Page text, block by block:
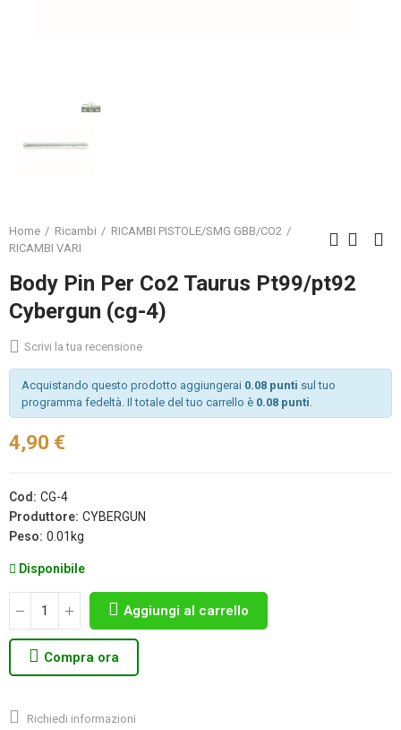
Home Ricambi
RICAMBI PISTOLE/SMG GBB/CO2
RICAMBI VARI
Body Pin Per Co2 Taurus Pt99/pt92
Cybergun (cg-4)
Scrivi la tua recensione
Acquistando questo prodotto aggiungerai 0.08 punti sul tuo
programma fedeltà. Il totale del tuo carrello è 0.08 punti
4,90 €
Cod: CG-4
Produttore: CYBERGUN
Peso: 0.01kg
Disponibile
Aggiungi al carrello
Compra ora
Richiedi informazioni